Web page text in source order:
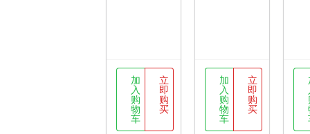
加
入
购
物
车
立
即
购
买
加
入
购
物
车
立
即
购
买